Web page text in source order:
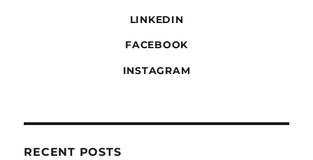
LINKEDIN
FACEBOOK
INSTAGRAM
RECENT POSTS